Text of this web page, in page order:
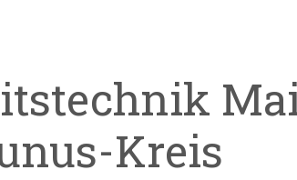
Kreis